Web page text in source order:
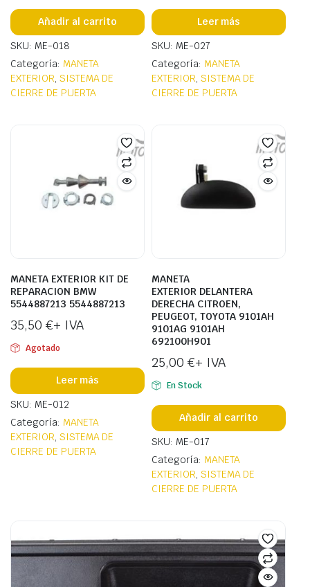
Añadir al carrito
SKU: ME-018
Categoría: MANETA
EXTERIOR SISTEMA DE
CIERRE DE PUERTA
Leer más
SKU: ME-027
Categoría: MANETA
EXTERIOR SISTEMA DE
CIERRE DE PUERTA
MANETA EXTERIOR KIT DE
REPARACION BMW
5544887213 5544887213
35,50 €+ IVA
Agotado
Leer más
SKU: ME-012
Categoría: MANETA
EXTERIOR SISTEMA DE
CIERRE DE PUERTA
MANETA
EXTERIOR DELANTERA
DERECHA CITROEN,
PEUGEOT, TOYOTA 9101AH
9101AG 9101AH
692100H901
25,00 €+ IVA
En Stock
Añadir al carrito
SKU: ME-017
Categoría: MANETA
EXTERIOR SISTEMA DE
CIERRE DE PUERTA